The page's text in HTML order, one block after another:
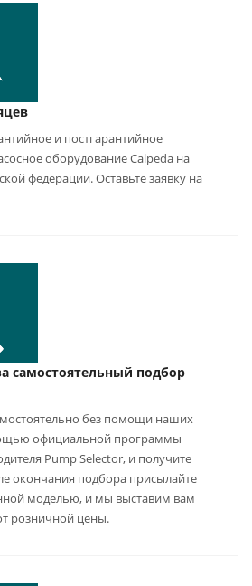
и постгарантийное
оборудование Calpeda на
федерации. Оставьте заявку на
самостоятельный подбор
без помощи наших
официальной программы
Pump Selector, и получите
окончания подбора присылайте
моделью, и мы выставим вам
розничной цены.